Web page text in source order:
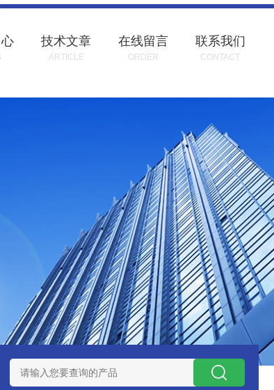
技术文章
ARTICLE
在线留言
ORDER
联系我们
CONTACT
号:ZXEFQ/3*20不锈钢槽式二分器/缩分器库号：